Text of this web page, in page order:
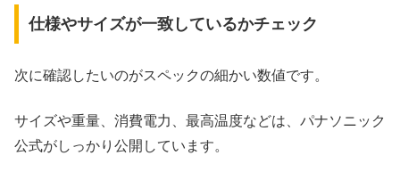
仕様やサイズが一致しているかチェック
次に確認したいのがスペックの細かい数値です。
サイズや重量、消費電力、最高温度などは、パナソニック
公式がしっかり公開しています。